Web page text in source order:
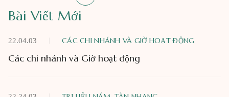
Bài Viết Mới
22.04.03 CÁC CHI NHÁNH VÀ GIỜ HOẠT ĐỘNG
Các chi nhánh và Giờ hoạt động